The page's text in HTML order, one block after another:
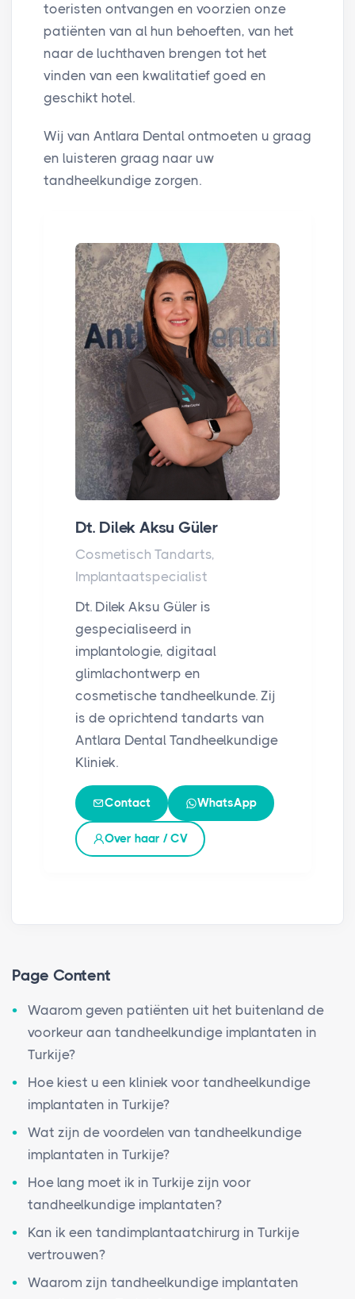
toeristen ontvangen en voorzien onze
patiënten van al hun behoeften, van het
naar de luchthaven brengen tot het
vinden van een kwalitatief goed en
geschikt hotel.
Wij van Antlara Dental ontmoeten u graag
en luisteren graag naar uw
tandheelkundige zorgen.
Dt. Dilek Aksu Güler
Cosmetisch Tandarts,
Implantaatspecialist
Dt. Dilek Aksu Güler is
gespecialiseerd in
implantologie, digitaal
glimlachontwerp en
cosmetische tandheelkunde. Zij
is de oprichtend tandarts van
Antlara Dental Tandheelkundige
Kliniek.
Contact WhatsApp
Over haar / CV
Page Content
Waarom geven patiënten uit het buitenland de
voorkeur aan tandheelkundige implantaten in
Turkije?
Hoe kiest u een kliniek voor tandheelkundige
implantaten in Turkije?
Wat zijn de voordelen van tandheelkundige
implantaten in Turkije?
Hoe lang moet ik in Turkije zijn voor
tandheelkundige implantaten?
Kan ik een tandimplantaatchirurg in Turkije
vertrouwen?
Waarom zijn tandheelkundige implantaten